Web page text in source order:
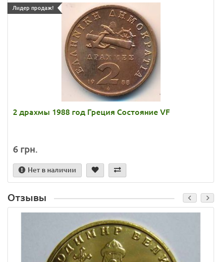
Лидер продаж!
2 драхмы 1988 год Греция Состояние VF
6 грн.
Нет в наличии
Отзывы